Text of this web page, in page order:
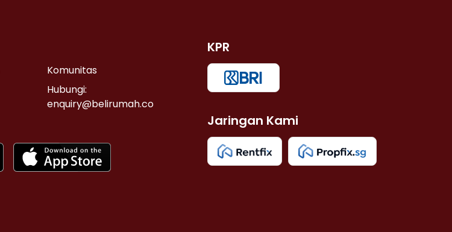
Komunitas
Hubungi:
enquiry@belirumah.co
KPR
Jaringan Kami